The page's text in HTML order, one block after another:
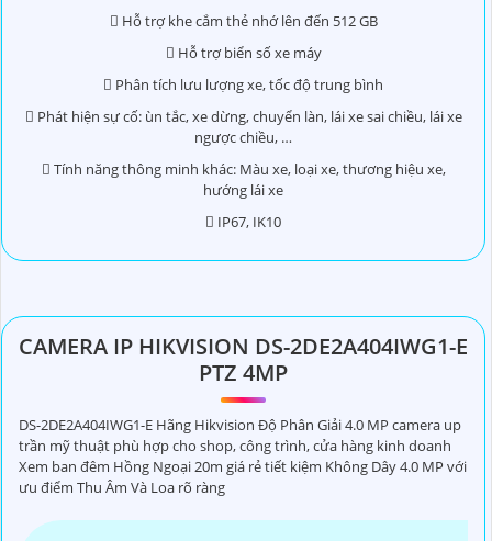
 Hỗ trợ khe cắm thẻ nhớ lên đến 512 GB
 Hỗ trợ biển số xe máy
 Phân tích lưu lượng xe, tốc độ trung bình
 Phát hiện sự cố: ùn tắc, xe dừng, chuyển làn, lái xe sai chiều, lái xe
ngược chiều, …
 Tính năng thông minh khác: Màu xe, loại xe, thương hiệu xe,
hướng lái xe
 IP67, IK10
CAMERA IP HIKVISION DS-2DE2A404IWG1-E
PTZ 4MP
DS-2DE2A404IWG1-E Hãng Hikvision Độ Phân Giải 4.0 MP camera up
trần mỹ thuật phù hợp cho shop, công trình, cửa hàng kinh doanh
Xem ban đêm Hồng Ngoại 20m giá rẻ tiết kiệm Không Dây 4.0 MP với
ưu điểm Thu Âm Và Loa rõ ràng